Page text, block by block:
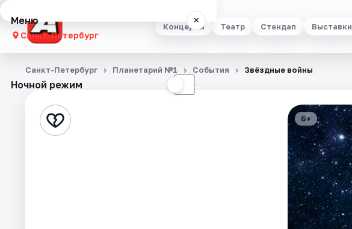
Концерты Театр Стендап Выставки
Меню ×
Санкт-Петербург
Концерты
Стендап
Ночной режим ☾
Санкт-Петербург Планетарий №1 События Звёздные войны
6+